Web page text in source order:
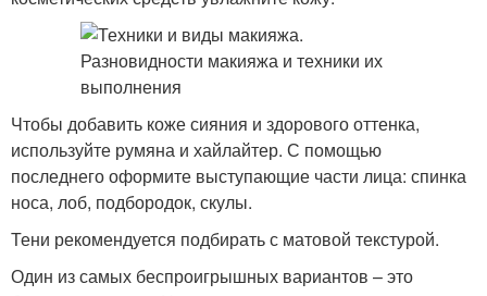
Чтобы добавить коже сияния и здорового оттенка,
используйте румяна и хайлайтер. С помощью
последнего оформите выступающие части лица: спинка
носа, лоб, подбородок, скулы.
Тени рекомендуется подбирать с матовой текстурой.
Один из самых беспроигрышных вариантов – это